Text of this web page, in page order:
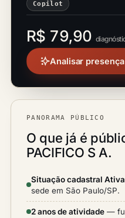
Copilot
R$ 79,90
Analisar
PANORAMA PÚBLICO
O que já é
PACIFICO S A.
Situação cadastral Ativa
sede em São Paulo/SP.
2 anos de atividade —